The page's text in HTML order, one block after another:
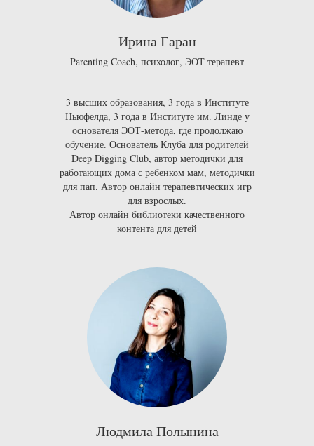
Ирина Гаран
Parenting Coach, психолог, ЭОТ терапевт
3 высших образования, 3 года в Институте
Ньюфелда, 3 года в Институте им. Линде у
основателя ЭОТ-метода, где продолжаю
обучение. Основатель Клуба для родителей
Deep Digging Club, автор методички для
работающих дома с ребенком мам, методички
для пап. Автор онлайн терапевтических игр
для взрослых.
Автор онлайн библиотеки качественного
контента для детей
Людмила Полынина